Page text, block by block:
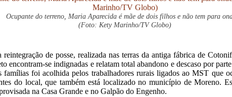
Ocupante do terreno, Maria Aparecida é mãe de dois filhos e não tem para
(Foto: Kety Marinho/TV Globo)
reintegração de posse, realizada nas terras da antiga fábrica de
encontram-se indignadas e relatam total abandono e descaso por
famílias foi acolhida pelos trabalhadores rurais ligados ao MST que
do local, que também está localizado no município de Moreno.
na Casa Grande e no Galpão do Engenho.